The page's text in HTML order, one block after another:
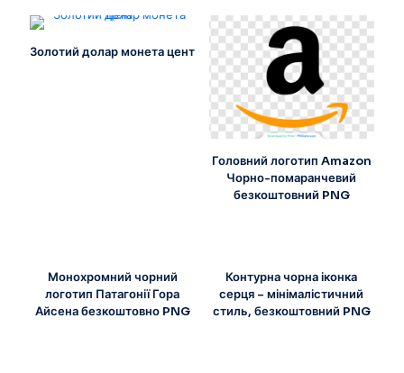
Золотий долар монета цент
Головний логотип Amazon
Чорно-помаранчевий
безкоштовний PNG
Монохромний чорний
логотип Патагонії Гора
Айсена безкоштовно PNG
Контурна чорна іконка
серця – мінімалістичний
стиль, безкоштовний PNG